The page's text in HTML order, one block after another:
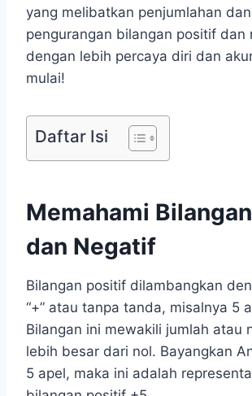
yang melibatkan penjumlahan dan
pengurangan bilangan positif dan
dengan lebih percaya diri dan
mulai!
Daftar Isi
Memahami
dan Negatif
Bilangan positif dilambangkan
“+” atau tanpa tanda, misalnya 5
Bilangan ini mewakili jumlah atau
lebih besar dari nol. Bayangkan
5 apel, maka ini adalah